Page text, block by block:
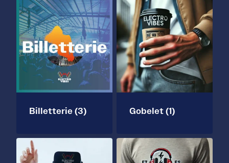
Billetterie(3) Gobelet(1)